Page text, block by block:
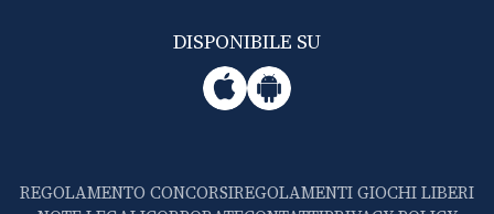
DISPONIBILE SU
REGOLAMENTO CONCORSIREGOLAMENTI GIOCHI LIBERI